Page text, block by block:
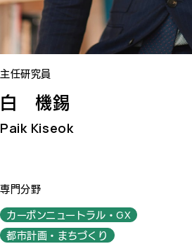
主任研究員
白 機錫
Paik Kiseok
専門分野
カーボンニュートラル・GX
都市計画・まちづくり